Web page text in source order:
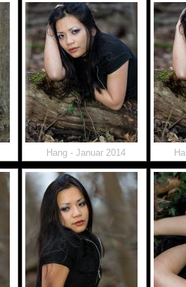
Hang - Januar 2014